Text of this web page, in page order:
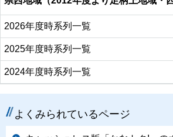
2026年度時系列一覧
2025年度時系列一覧
2024年度時系列一覧
よくみられているページ